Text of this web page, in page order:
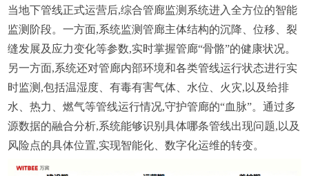
当地下管线正式运营后,综合管廊监测系统进入全方位的智能
监测阶段。一方面,系统监测管廊主体结构的沉降、位移、裂
缝发展及应力变化等参数,实时掌握管廊“骨骼”的健康状况。
另一方面,系统还对管廊内部环境和各类管线运行状态进行实
时监测,包括温湿度、有毒有害气体、水位、火灾,以及给排
水、热力、燃气等管线运行情况,守护管廊的“血脉”。通过多
源数据的融合分析,系统能够识别具体哪条管线出现问题,以及
风险点的具体位置,实现智能化、数字化运维的转变。